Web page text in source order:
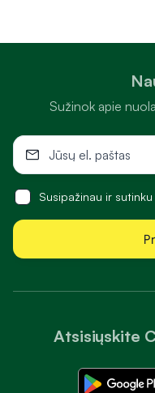
Atsisiųskite
Sužinok apie
Susipažinau ir sutinku